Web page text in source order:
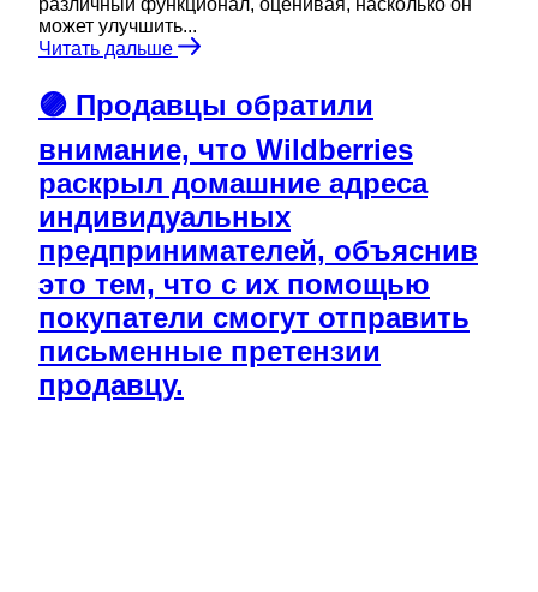
различный функционал, оценивая, насколько он
может улучшить...
Читать дальше
🟣 Продавцы обратили
внимание, что Wildberries
раскрыл домашние адреса
индивидуальных
предпринимателей, объяснив
это тем, что с их помощью
покупатели смогут отправить
письменные претензии
продавцу.